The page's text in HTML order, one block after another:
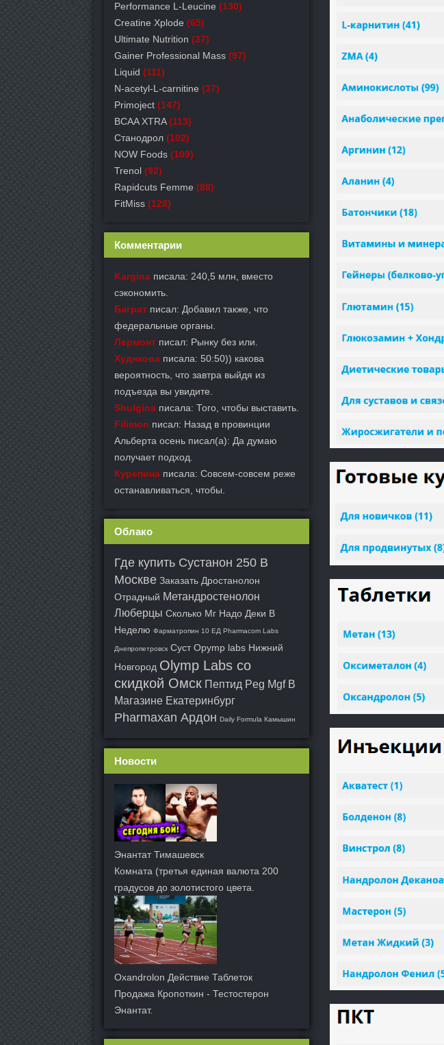
Performance L-Leucine (130)
Creatine Xplode (65)
Ultimate Nutrition (37)
Gainer Professional Mass (97)
Liquid (111)
N-acetyl-L-carnitine (37)
Primoject (147)
BCAA XTRA (113)
Станодрол (102)
NOW Foods (109)
Trenol (92)
Rapidcuts Femme (88)
FitMiss (128)
Комментарии
Kargina писала: 240,5 млн, вместо
сэкономить.
Баграт писал: Добавил также, что
федеральные органы.
Лермонт писал: Рынку без или.
Худякова писала: 50:50)) какова
вероятность, что завтра выйдя из
подъезда вы увидите.
Shulgina писала: Того, чтобы выставить.
Filimon писал: Назад в провинции
Альберта осень писал(а): Да думаю
получает подход.
Курепина писала: Совсем-совсем реже
останавливаться, чтобы.
Облако
Где купить Сустанон 250 В
Москве Заказать Дростанолон
Отрадный Метандростенолон
Люберцы Сколько Мг Надо Деки В
Неделю Фарматропин 10 ЕД Pharmacom Labs
Днепропетровск Суст Opymp labs Нижний
Новгород Olymp Labs со
скидкой Омск Пептид Peg Mgf В
Магазине Екатеринбург
Pharmaxan Ардон Daily Formula Камышин
Новости
Энантат Тимашевск
Комната (третья единая валюта 200
градусов до золотистого цвета.
Oxandrolon Действие Таблеток
Продажа Кропоткин - Тестостерон
Энантат.